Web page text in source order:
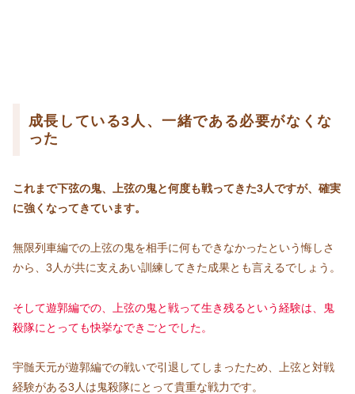
成長している3人、一緒である必要がなくな
った
これまで下弦の鬼、上弦の鬼と何度も戦ってきた3人ですが、確実
に強くなってきています。
無限列車編での上弦の鬼を相手に何もできなかったという悔しさ
から、3人が共に支えあい訓練してきた成果とも言えるでしょう。
そして遊郭編での、上弦の鬼と戦って生き残るという経験は、鬼
殺隊にとっても快挙なできごとでした。
宇髄天元が遊郭編での戦いで引退してしまったため、上弦と対戦
経験がある3人は鬼殺隊にとって貴重な戦力です。